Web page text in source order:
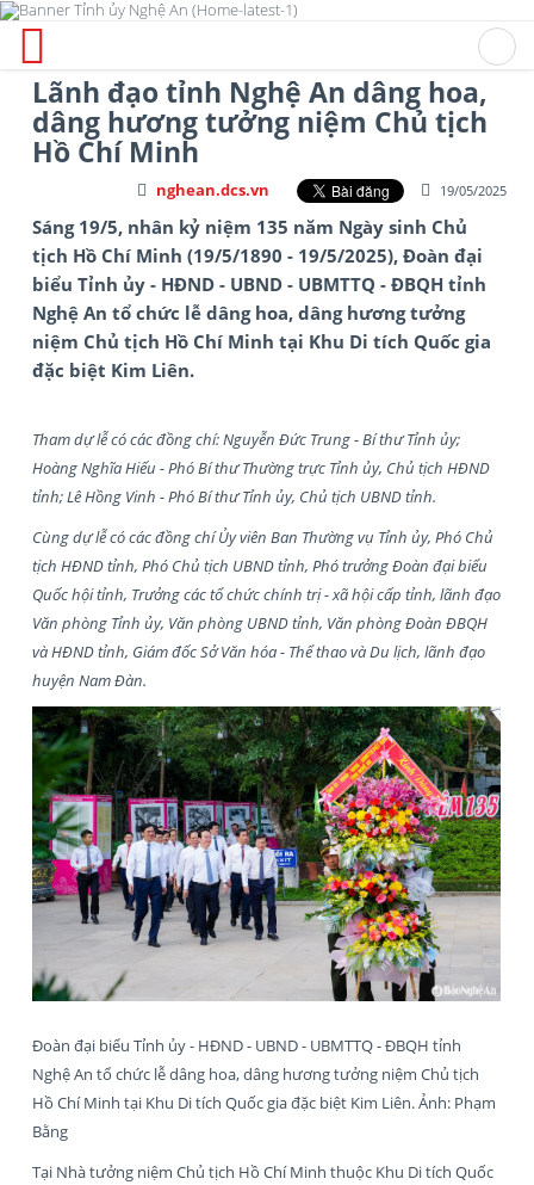
Lãnh đạo tỉnh Nghệ An dâng hoa,
dâng hương tưởng niệm Chủ tịch
Hồ Chí Minh
19/05/2025
nghean.dcs.vn
Sáng 19/5, nhân kỷ niệm 135 năm Ngày sinh Chủ
tịch Hồ Chí Minh (19/5/1890 - 19/5/2025), Đoàn đại
biểu Tỉnh ủy - HĐND - UBND - UBMTTQ - ĐBQH tỉnh
Nghệ An tổ chức lễ dâng hoa, dâng hương tưởng
niệm Chủ tịch Hồ Chí Minh tại Khu Di tích Quốc gia
đặc biệt Kim Liên.
Tham dự lễ có các đồng chí: Nguyễn Đức Trung - Bí thư Tỉnh ủy;
Hoàng Nghĩa Hiếu - Phó Bí thư Thường trực Tỉnh ủy, Chủ tịch HĐND
tỉnh; Lê Hồng Vinh - Phó Bí thư Tỉnh ủy, Chủ tịch UBND tỉnh.
Cùng dự lễ có các đồng chí Ủy viên Ban Thường vụ Tỉnh ủy, Phó Chủ
tịch HĐND tỉnh, Phó Chủ tịch UBND tỉnh, Phó trưởng Đoàn đại biểu
Quốc hội tỉnh, Trưởng các tổ chức chính trị - xã hội cấp tỉnh, lãnh đạo
Văn phòng Tỉnh ủy, Văn phòng UBND tỉnh, Văn phòng Đoàn ĐBQH
và HĐND tỉnh, Giám đốc Sở Văn hóa - Thể thao và Du lịch, lãnh đạo
huyện Nam Đàn.
Đoàn đại biểu Tỉnh ủy - HĐND - UBND - UBMTTQ - ĐBQH tỉnh
Nghệ An tổ chức lễ dâng hoa, dâng hương tưởng niệm Chủ tịch
Hồ Chí Minh tại Khu Di tích Quốc gia đặc biệt Kim Liên. Ảnh: Phạm
Bằng
Tại Nhà tưởng niệm Chủ tịch Hồ Chí Minh thuộc Khu Di tích Quốc